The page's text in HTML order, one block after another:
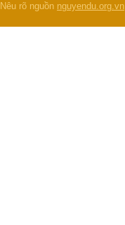
Nêu rõ nguồn nguyendu.org.vn